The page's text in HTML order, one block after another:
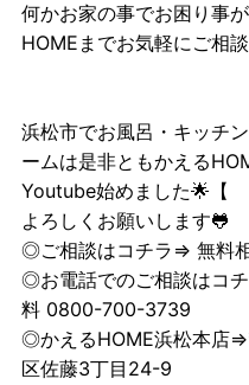
何かお家の事でお困り事
HOMEまでお気軽にご相
浜松市でお風呂・キッチ
ームは是非ともかえる
Youtube始めました🌟【
よろしくお願いします🐸
◎ご相談はコチラ⇒ 無料
◎お電話でのご相談はコ
料 0800-700-3739
◎かえるHOME浜松本店
区佐藤3丁目24-9